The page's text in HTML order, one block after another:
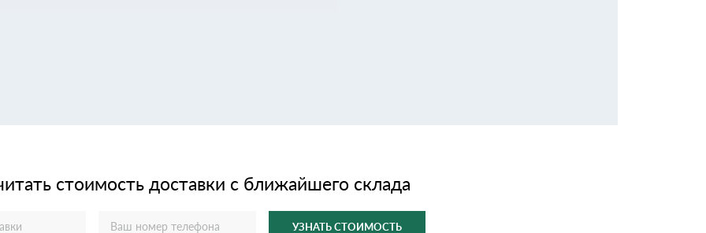
стоимость доставки с ближайшего склада
УЗНАТЬ СТОИМОСТЬ